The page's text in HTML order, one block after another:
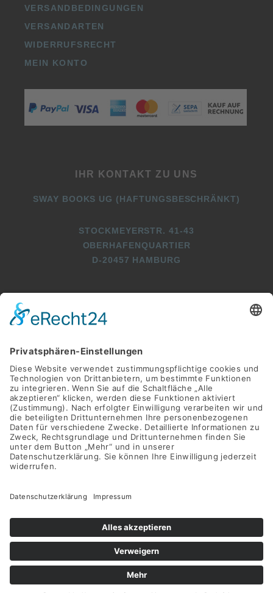
VERSANDBEDINGUNGEN
VERSANDARTEN
WIDERRUFSRECHT
MEIN KONTO
IHR KONTAKT ZU UNS
SWAY BOOKS UG (HAFTUNGSBESCHRÄNKT)
STOCKMEYERSTR. 41-43
OBERHAFENQUARTIER
D-20457 HAMBURG
+49 (0)40 2716369 9
INFO@SWAY-BOOKS.DE
      
Alle Preise inkl. der gesetzlichen MwSt.
Die durchgestrichenen Preise entsprechen dem bisherigen Preis
in diesem Online-Shop.
VERTRAG WIDERRUFEN